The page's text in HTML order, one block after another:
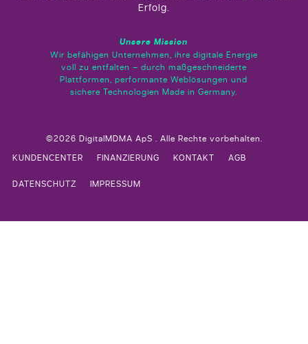
Erfolg.
Unsere Mission
Wir befähigen Unternehmen, ihre digitale Energie
voll zu entfalten – durch maßgeschneiderte
Plattformen, performante Weblösungen und
sichere Technologien Made in Germany.
©2026 DigitalMDMA ApS . Alle Rechte vorbehalten.
KUNDENCENTER
FINANZIERUNG KONTAKT AGB
DATENSCHUTZ IMPRESSUM